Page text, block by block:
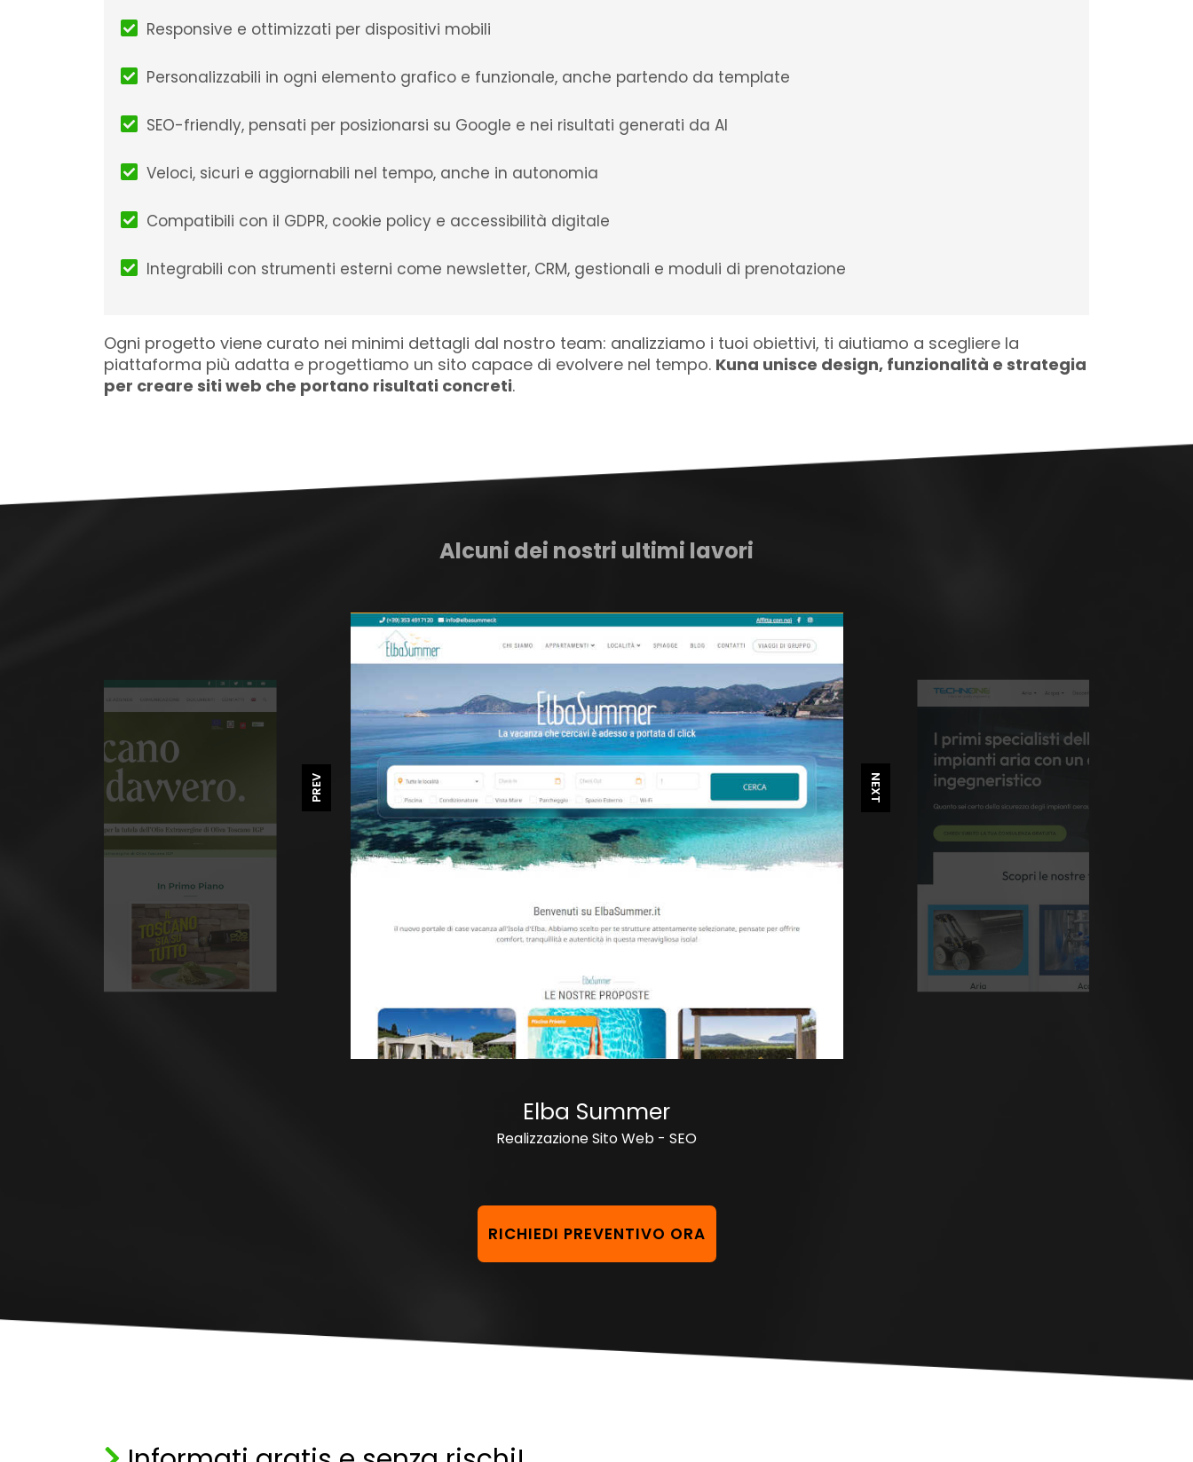
Responsive e ottimizzati per dispositivi mobili
Personalizzabili in ogni elemento grafico e funzionale, anche partendo da template
SEO-friendly, pensati per posizionarsi su Google e nei risultati generati da AI
Veloci, sicuri e aggiornabili nel tempo, anche in autonomia
Compatibili con il GDPR, cookie policy e accessibilità digitale
Integrabili con strumenti esterni come newsletter, CRM, gestionali e moduli di prenotazione
Ogni progetto viene curato nei minimi dettagli dal nostro team: analizziamo i tuoi obiettivi, ti aiutiamo a scegliere la
piattaforma più adatta e progettiamo un sito capace di evolvere nel tempo. Kuna unisce design, funzionalità e strategia
per creare siti web che portano risultati concreti.
Alcuni dei nostri ultimi lavori
Elba Summer
Realizzazione Sito Web - SEO
RICHIEDI PREVENTIVO ORA